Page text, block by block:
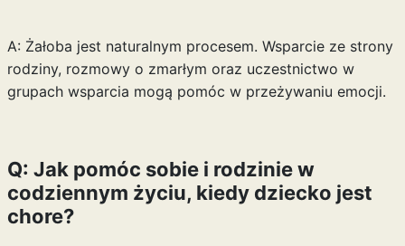
A: Żałoba jest naturalnym procesem. Wsparcie ze strony
rodziny, rozmowy o zmarłym oraz uczestnictwo w
grupach wsparcia mogą pomóc w przeżywaniu emocji.
Q: Jak pomóc sobie i rodzinie w
codziennym życiu, kiedy dziecko jest
chore?